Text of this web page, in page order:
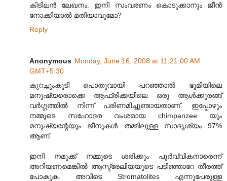
കിടിലന്‍ ലേഖനം. ഇനി സംവരണം കൊടുക്കാനും ജീന്‍
നോക്കിയാല്‍ മതിയാവുമോ?
Reply
Anonymous Monday, June 16, 2008 at 11:21:00 AM
GMT+5:30
കുറച്ചുംകൂടി പൊതുവായി പറഞ്ഞാല്‍ ഭൂമിയിലെ
മനുഷ്യരൊക്കെ ആഫ്രിക്കയിലെ ഒരു ആള്‍ക്കുരങ്ങ്
വര്‍ഗ്ഗത്തില്‍ നിന്ന് പരിണമിച്ചുണ്ടായതാണ്. ഇപ്പോഴും
നമ്മുടെ സഹോദര വംശമായ chimpanzee യും
മനുഷ്യന്റേയും ജീനുകള്‍ തമ്മിലുള്ള സാദൃശ്യം 97%
ആണ്.
ഇനി നമുക്ക് നമ്മുടെ ശരിക്കും പൂര്‍വ്വികനാരെന്ന്
അറിയണമെങ്കില്‍ ആസ്ട്രേലിയയുടെ പടിഞ്ഞാറേ തീരത്ത്
പോകുക. അവിടെ Stromatolites എന്നുപേരുള്ള